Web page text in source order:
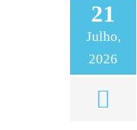
21
Julho,
2026